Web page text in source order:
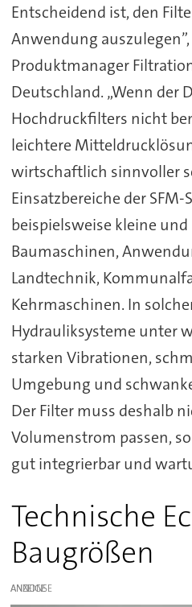
Entscheidend ist, den
Anwendung
Produktmanager
Deutschland. „Wenn der
Hochdruckfilters nicht
leichtere
wirtschaftlich sinnvoller
Einsatzbereiche der SFM-
beispielsweise kleine
Baumaschinen,
Landtechnik,
Kehrmaschinen. In
Hydrauliksysteme unter
starken Vibrationen,
Umgebung und
Der Filter muss deshalb
Volumenstrom passen,
gut integrierbar und
Technische
Baugrößen
ANZEIGE